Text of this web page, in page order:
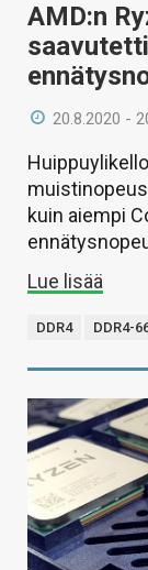
AMD:n
20.8.2020 -
kuin aiempi
Lue lisää
DDR4 DDR4-